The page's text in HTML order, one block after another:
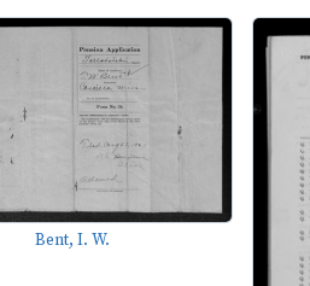
Bent, I. W.